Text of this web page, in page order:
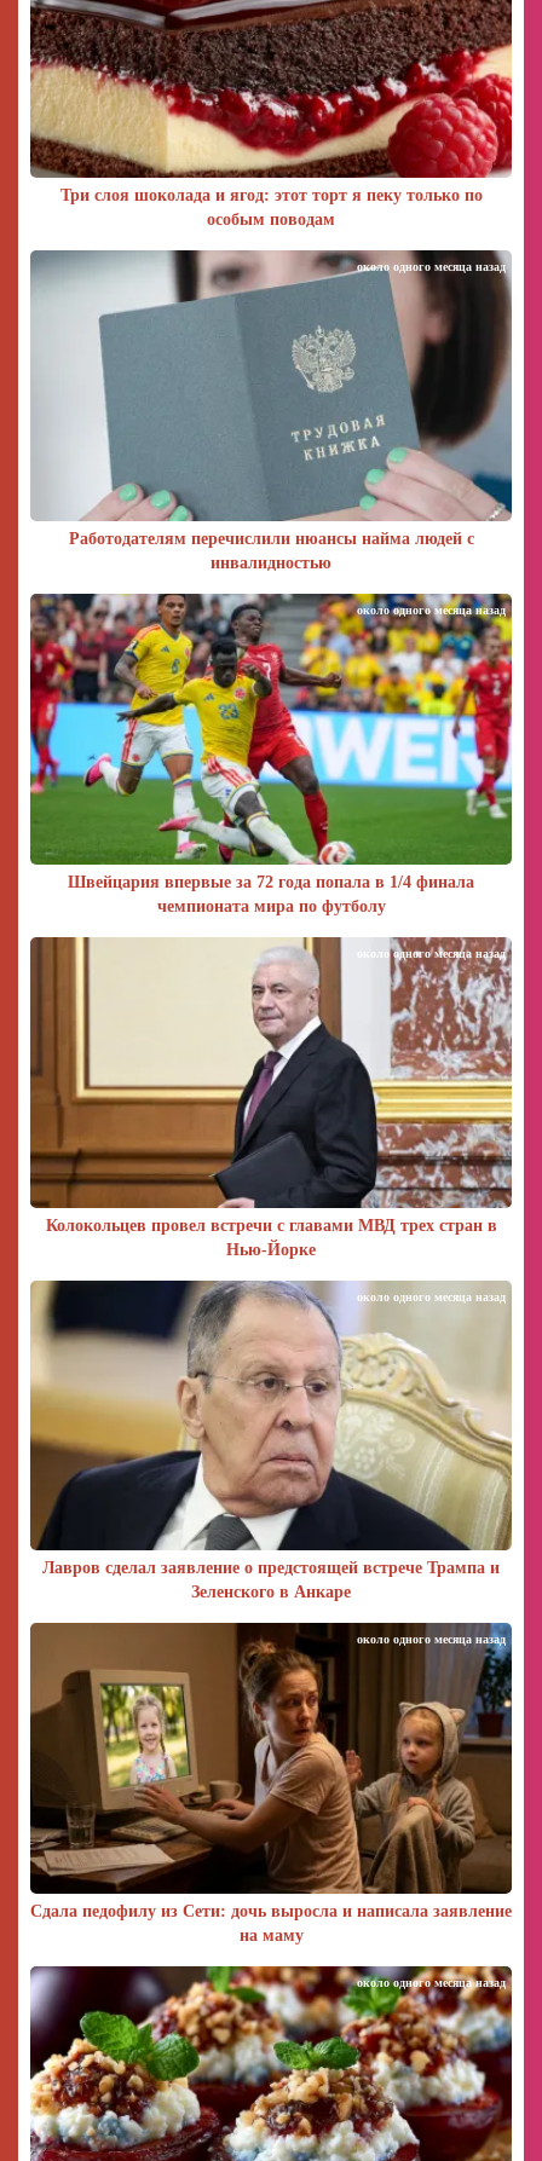
Три слоя шоколада и ягод: этот торт я пеку только по
особым поводам
Работодателям перечислили нюансы найма людей с
инвалидностью
около одного месяца назад
Швейцария впервые за 72 года попала в 1/4 финала
чемпионата мира по футболу
около одного месяца назад
Колокольцев провел встречи с главами МВД трех стран в
Нью-Йорке
около одного месяца назад
Лавров сделал заявление о предстоящей встрече Трампа и
Зеленского в Анкаре
около одного месяца назад
Сдала педофилу из Сети: дочь выросла и написала заявление
на маму
около одного месяца назад
около одного месяца назад